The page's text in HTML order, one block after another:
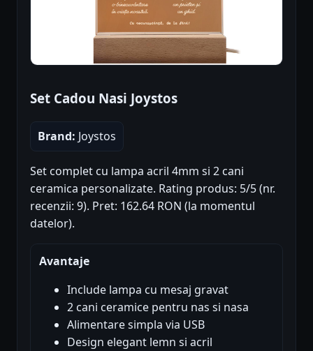
Set Cadou Nasi Joystos
Brand: Joystos
Set complet cu lampa acril 4mm si 2 cani
ceramica personalizate. Rating produs: 5/5 (nr.
recenzii: 9). Pret: 162.64 RON (la momentul
datelor).
Avantaje
Include lampa cu mesaj gravat
2 cani ceramice pentru nas si nasa
Alimentare simpla via USB
Design elegant lemn si acril